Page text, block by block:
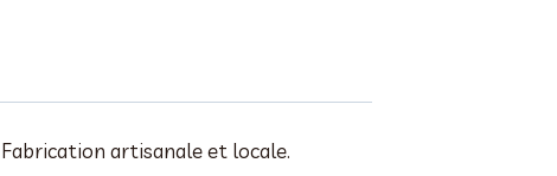
artisanale et locale.